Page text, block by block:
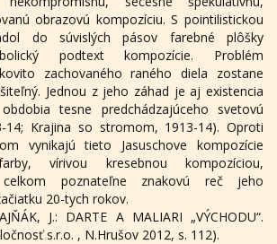
obrazovú kompozíciu. S pointilistickou
do súvislých pásov farebné plôšky
podtext kompozície. Problém
zachovaného raného diela zostane
Jednou z jeho záhad je aj existencia
tesne predchádzajúceho svetovú
14; Krajina so stromom, 1913-14). Oproti
vynikajú tieto Jasuschove kompozície
vírivou kresebnou kompozíciou,
celkom poznateľne znakovú reč jeho
20-tych rokov.
J.: DARTE A MALIARI „VÝCHODU“.
s.r.o. , N.Hrušov 2012, s. 112).